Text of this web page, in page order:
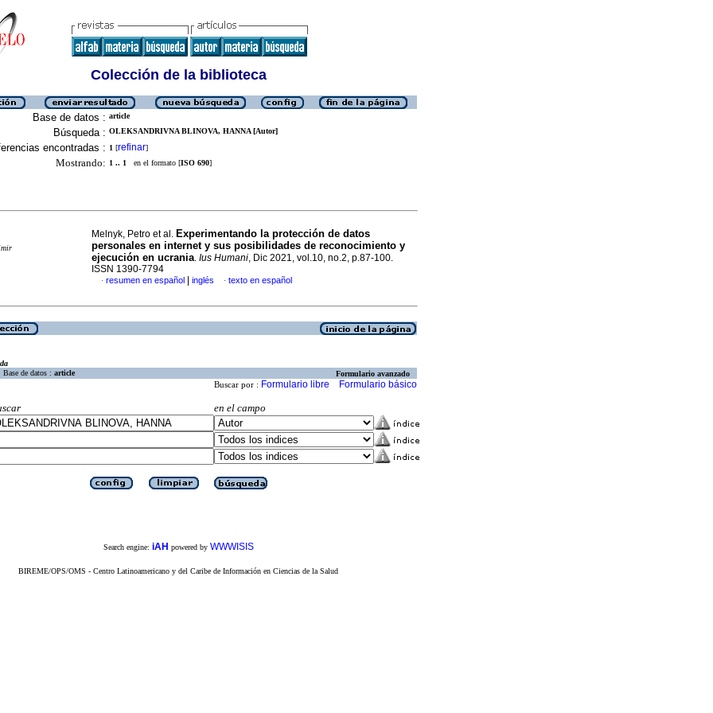
Colección de la biblioteca
Base de datos : article
Búsqueda : OLEKSANDRIVNA BLINOVA, HANNA [Autor]
encontradas : 1 [refinar]
Mostrando: 1 .. 1 en el formato [ISO 690]
Melnyk, Petro et al. Experimentando la protección de datos
personales en internet y sus posibilidades de reconocimiento y
ejecución en ucrania. Ius Humani, Dic 2021, vol.10, no.2, p.87-100.
ISSN 1390-7794
· resumen en español inglés · texto en español
Base de datos : article Formulario avanzado
Buscar por : Formulario libre Formulario básico
en el campo
Search engine: iAH powered by WWWISIS
BIREME/OPS/OMS - Centro Latinoamericano y del Caribe de Información en Ciencias de la Salud